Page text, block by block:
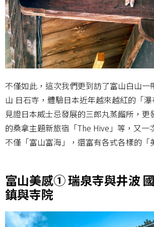
不僅如此，這次我們更到訪了富山白山
山 日石寺，體驗日本近年越來越紅的「
見證日本威士忌發展的三郎丸蒸餾所，更
的桑拿主題新旅宿「The Hive」等，又一
不僅「富山富海」，還富有各式各樣的「
富山美感① 瑞泉寺與井波
鎮與寺院